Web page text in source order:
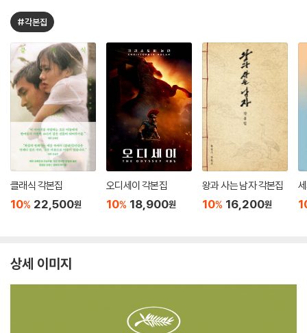
#각본집
클래식 각본집
10% 22,500원
오디세이 각본집
10% 18,900원
왕과 사는 남자 각본집
10% 16,200원
상세 이미지